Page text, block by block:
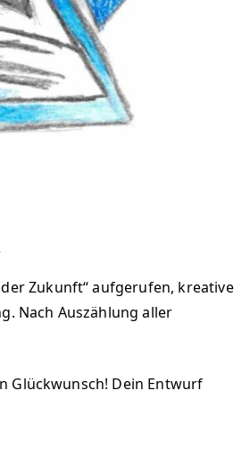
Zukunft“ aufgerufen, kreative
Nach Auszählung aller
Glückwunsch! Dein Entwurf